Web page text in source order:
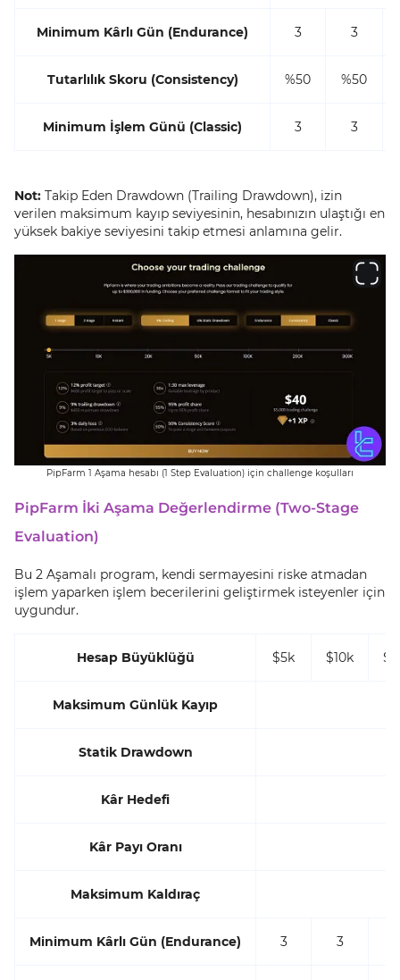
Minimum Kârlı Gün (Endurance) 3 3
Tutarlılık Skoru (Consistency) %50 %50
Minimum İşlem Günü (Classic) 3 3
Not: Takip Eden Drawdown (Trailing Drawdown), izin
verilen maksimum kayıp seviyesinin, hesabınızın ulaştığı en
yüksek bakiye seviyesini takip etmesi anlamına gelir.
PipFarm 1 Aşama hesabı (1 Step Evaluation) için challenge koşulları
PipFarm İki Aşama Değerlendirme (Two-Stage
Evaluation)
Bu 2 Aşamalı program, kendi sermayesini riske atmadan
işlem yaparken işlem becerilerini geliştirmek isteyenler için
uygundur.
Hesap Büyüklüğü $5k $10k
Maksimum Günlük Kayıp
Statik Drawdown
Kâr Hedefi
Kâr Payı Oranı
Maksimum Kaldıraç
Minimum Kârlı Gün (Endurance) 3 3